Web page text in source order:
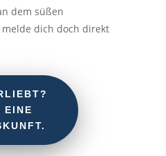
dem süßen
melde dich doch direkt
EINE